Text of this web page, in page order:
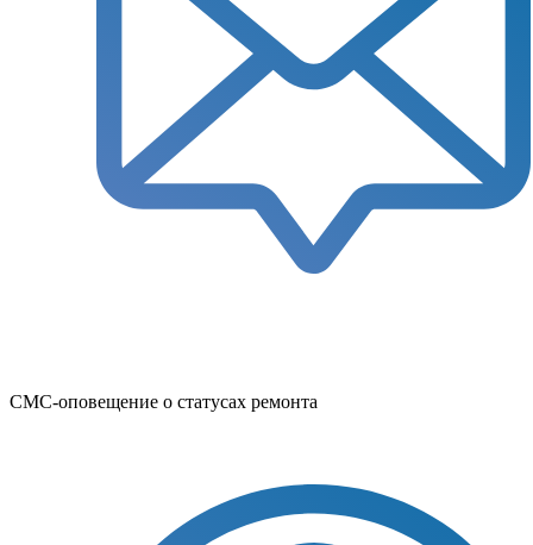
СМС-оповещение о статусах ремонта